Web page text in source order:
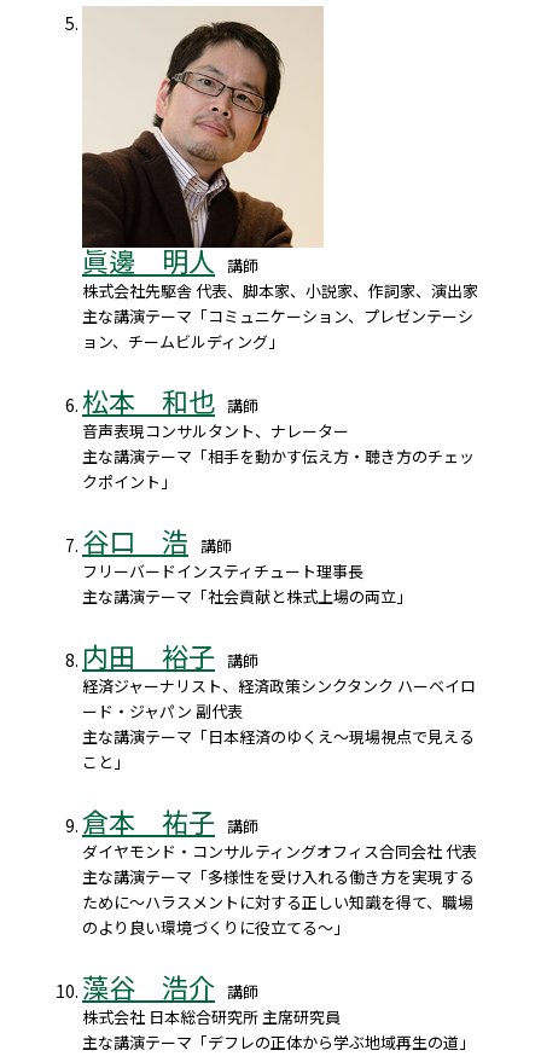
眞邊 明人 講師
株式会社先駆舎 代表、脚本家、小説家、作詞家、演出家
主な講演テーマ「コミュニケーション、プレゼンテーシ
ョン、チームビルディング」
松本 和也 講師
音声表現コンサルタント、ナレーター
主な講演テーマ「相手を動かす伝え方・聴き方のチェッ
クポイント」
谷口 浩 講師
フリーバードインスティチュート理事長
主な講演テーマ「社会貢献と株式上場の両立」
内田 裕子 講師
経済ジャーナリスト、経済政策シンクタンク ハーベイロ
ード・ジャパン 副代表
主な講演テーマ「日本経済のゆくえ～現場視点で見える
こと」
倉本 祐子 講師
ダイヤモンド・コンサルティングオフィス合同会社 代表
主な講演テーマ「多様性を受け入れる働き方を実現する
ために～ハラスメントに対する正しい知識を得て、職場
のより良い環境づくりに役立てる～」
藻谷 浩介 講師
株式会社 日本総合研究所 主席研究員
主な講演テーマ「デフレの正体から学ぶ地域再生の道」